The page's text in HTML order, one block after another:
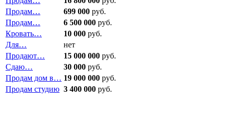
Продам…
699 000 руб.
Продам…
6 500 000 руб.
Кровать…
10 000 руб.
Для…
нет
Продают…
15 000 000 руб.
Сдаю…
30 000 руб.
Продам дом в… 19 000 000 руб.
Продам студию 3 400 000 руб.